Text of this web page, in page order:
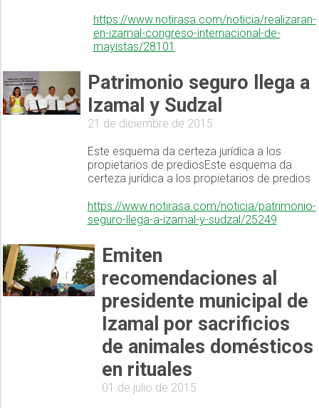
https://www.notirasa.com/noticia/realizaran-
en-izamal-congreso-internacional-de-
mayistas/28101
Patrimonio seguro llega a
Izamal y Sudzal
21 de diciembre de 2015
Este esquema da certeza jurídica a los
propietarios de prediosEste esquema da
certeza jurídica a los propietarios de predios
https://www.notirasa.com/noticia/patrimonio-
seguro-llega-a-izamal-y-sudzal/25249
Emiten
recomendaciones al
presidente municipal de
Izamal por sacrificios
de animales domésticos
en rituales
01 de julio de 2015